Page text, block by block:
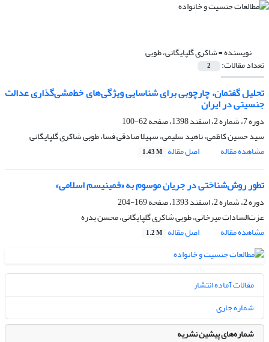
نویسنده =شاکری گلپایگانی، طوبی
تعداد مقالات: 2
تحلیل‌ گفتمان، چارچوبی برای شناسایی ویژگی‌های خط‌مشی‌گذاری عدالت
جنسیتی در ایران
دوره 7، شماره 2، اسفند 1398، صفحه
62-100
سید حسین کاظمی، ناهید سلیمی، سهیلا صادقی فسا، طوبی شاکری گلپایگانی
مشاهده مقاله
اصل مقاله 1.43 M
تطور روش‌شناختی در جریان موسوم به «فمینیسم اسلامی»
دوره 2، شماره 2، اسفند 1393، صفحه
169-204
عزت‌السادات میرخانی، طوبی شاکری گلپایگانی، محسن بدره
مشاهده مقاله
اصل مقاله 1.2 M
مقالات آماده انتشار
شماره جاری
شماره‌های پیشین نشریه